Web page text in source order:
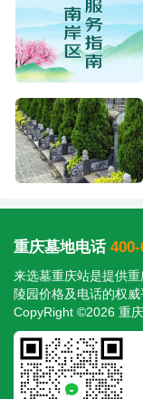
墓区实拍
金鳌山陵园
寺，金鳌寺仙气
面是树木林立的
是三层三个连绵
形成了金鳌山宏
重庆墓地电话
来选墓重庆站是提供重
陵园价格及电话的权威
CopyRight ©2026 重